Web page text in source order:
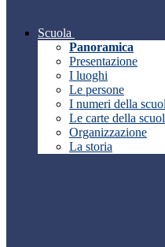
Scuola
Panoramica
Presentazione
I luoghi
Le persone
I numeri della
Le carte della
Organizzazione
La storia